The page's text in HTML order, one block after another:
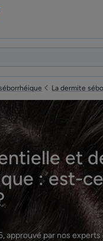
La dermite
et
: est-ce
, approuvé par nos experts